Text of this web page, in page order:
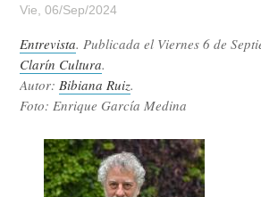
Vie, 06/Sep/2024
Entrevista. Publicada el Viernes 6 de
Clarín Cultura.
Autor:Bibiana Ruiz.
Foto: Enrique García Medina